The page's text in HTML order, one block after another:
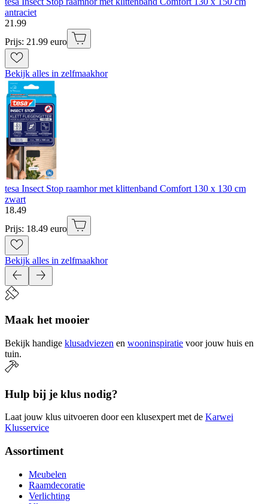
antraciet
21 .99
Prijs: 21.99 euro
Bekijk alles in zelfmaakhor
tesa Insect Stop raamhor met klittenband Comfort 130 x 130 cm
zwart
18.49
Prijs: 18.49 euro
Bekijk alles in zelfmaakhor
Maak het mooier
Bekijk handige klusadviezen en wooninspiratie voor jouw huis en
tuin.
Hulp bij je klus nodig?
Laat jouw klus uitvoeren door een klusexpert met de Karwei
Klusservice
Assortiment
Meubelen
Raamdecoratie
Verlichting